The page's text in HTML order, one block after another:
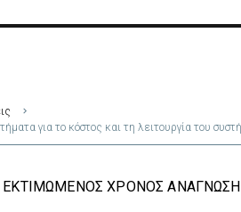
για το κόστος και τη λειτουργία του
ΧΡΌΝΟΣ